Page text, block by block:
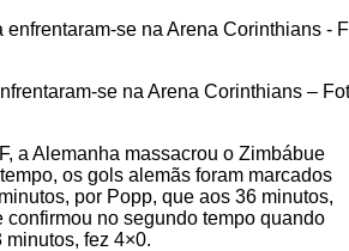
se na Arena Corinthians –
a Alemanha massacrou o Zimbábue
os gols alemãs foram marcados
por Popp, que aos 36 minutos,
confirmou no segundo tempo quando
minutos, fez 4×0.